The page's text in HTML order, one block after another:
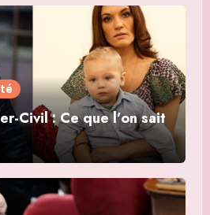
Civil : Ce que l’on sait